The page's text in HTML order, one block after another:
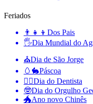
Feriados
👨‍👧‍👦 Dos Pais
🖐Dia Mundial do
⛪️Dia de São Jorge
🥚🐇Páscoa
👨‍⚕️Dia do Dentista
🤓Dia do Orgulho
🐲Ano novo Chinês